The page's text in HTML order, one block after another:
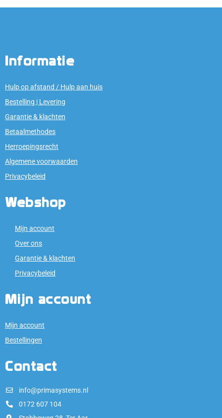
Informatie
Hulp op afstand / Hulp aan huis
Bestelling | Levering
Garantie & klachten
Betaalmethodes
Herroepingsrecht
Algemene voorwaarden
Privacybeleid
Webshop
Mijn account
Over ons
Garantie & klachten
Privacybeleid
Mijn account
Mijn account
Bestellingen
Contact
info@primasystems.nl
0172 607 104